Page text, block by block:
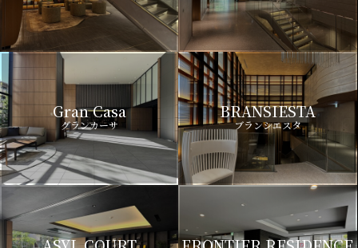
Gran Casa
グランカーサ
BRANSIESTA
ブランシエスタ